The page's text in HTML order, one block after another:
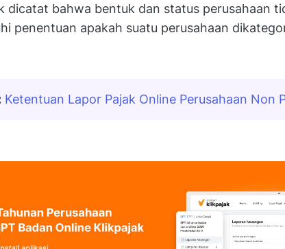
dicatat bahwa bentuk dan status perusahaan
penentuan apakah suatu perusahaan
Ketentuan Lapor Pajak Online Perusahaan Non